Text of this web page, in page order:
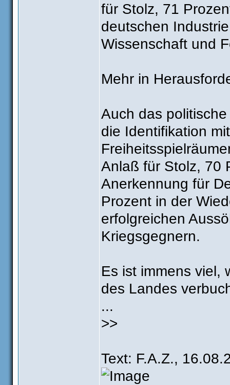
für Stolz, 71
deutschen
Wissenschaft und
Mehr in
Auch das
die Identifikation
Anlaß für Stolz, 70
Anerkennung für
Prozent in der
erfolgreichen
Kriegsgegnern.
Es ist immens viel,
des Landes
...
>>
Text: F.A.Z.,